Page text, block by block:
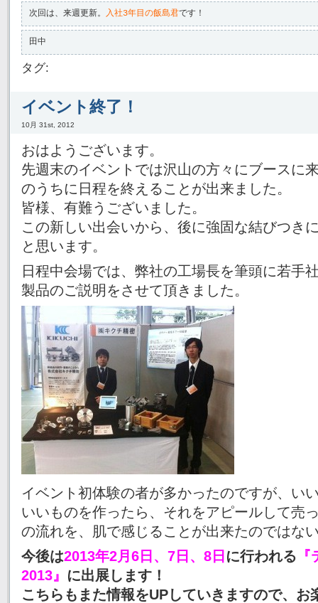
次回は、来週更新。 入社3年目の飯島君です！
田中
タグ:
イベント終了！
10月 31st, 2012
おはようございます。
先週末のイベントでは沢山の方々にブースに
のうちに日程を終えることが出来ました。
皆様、有難うございました。
この新しい出会いから、後に強固な結びつき
と思います。
日程中会場では、弊社の工場長を筆頭に若手
製品のご説明をさせて頂きました。
イベント初体験の者が多かったのですが、い
いいものを作ったら、それをアピールして売
の流れを、肌で感じることが出来たのではな
今後は2013年2月6日、7日、8日 に行われる
2013』 に出展します！
こちらもまた情報をUPしていきますので、お